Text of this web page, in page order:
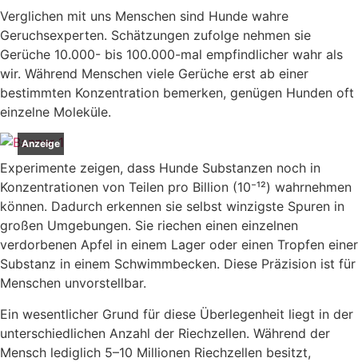
Verglichen mit uns Menschen sind Hunde wahre
Geruchsexperten. Schätzungen zufolge nehmen sie
Gerüche 10.000- bis 100.000-mal empfindlicher wahr als
wir. Während Menschen viele Gerüche erst ab einer
bestimmten Konzentration bemerken, genügen Hunden oft
einzelne Moleküle.
Anzeige
Experimente zeigen, dass Hunde Substanzen noch in
Konzentrationen von Teilen pro Billion (10⁻¹²) wahrnehmen
können. Dadurch erkennen sie selbst winzigste Spuren in
großen Umgebungen. Sie riechen einen einzelnen
verdorbenen Apfel in einem Lager oder einen Tropfen einer
Substanz in einem Schwimmbecken. Diese Präzision ist für
Menschen unvorstellbar.
Ein wesentlicher Grund für diese Überlegenheit liegt in der
unterschiedlichen Anzahl der Riechzellen. Während der
Mensch lediglich 5–10 Millionen Riechzellen besitzt,